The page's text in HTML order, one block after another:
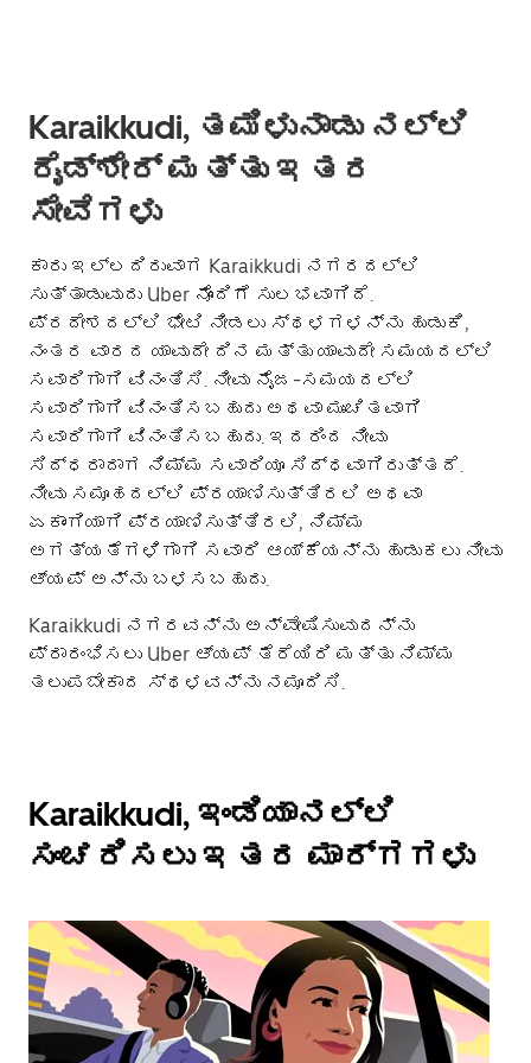
Karaikkudi, ತಮಿಳುನಾಡು ನಲ್ಲಿ
ರೈಡ್‌ಶೇರ್ ಮತ್ತು ಇತರ
ಸೇವೆಗಳು
ಕಾರು ಇಲ್ಲದಿರುವಾಗ Karaikkudi ನಗರದಲ್ಲಿ
ಸುತ್ತಾಡುವುದು Uber ನೊಂದಿಗೆ ಸುಲಭವಾಗಿದೆ.
ಪ್ರದೇಶದಲ್ಲಿ ಭೇಟಿ ನೀಡಲು ಸ್ಥಳಗಳನ್ನು ಹುಡುಕಿ,
ನಂತರ ವಾರದ ಯಾವುದೇ ದಿನ ಮತ್ತು ಯಾವುದೇ ಸಮಯದಲ್ಲಿ
ಸವಾರಿಗಾಗಿ ವಿನಂತಿಸಿ. ನೀವು ನೈಜ-ಸಮಯದಲ್ಲಿ
ಸವಾರಿಗಾಗಿ ವಿನಂತಿಸಬಹುದು ಅಥವಾ ಮುಂಚಿತವಾಗಿ
ಸವಾರಿಗಾಗಿ ವಿನಂತಿಸಬಹುದು. ಇದರಿಂದ ನೀವು
ಸಿದ್ಧರಾದಾಗ ನಿಮ್ಮ ಸವಾರಿಯೂ ಸಿದ್ಧವಾಗಿರುತ್ತದೆ.
ನೀವು ಸಮೂಹದಲ್ಲಿ ಪ್ರಯಾಣಿಸುತ್ತಿರಲಿ ಅಥವಾ
ಏಕಾಂಗಿಯಾಗಿ ಪ್ರಯಾಣಿಸುತ್ತಿರಲಿ, ನಿಮ್ಮ
ಅಗತ್ಯತೆಗಳಿಗಾಗಿ ಸವಾರಿ ಆಯ್ಕೆಯನ್ನು ಹುಡುಕಲು ನೀವು
ಆ್ಯಪ್ ಅನ್ನು ಬಳಸಬಹುದು.
Karaikkudi ನಗರವನ್ನು ಅನ್ವೇಷಿಸುವುದನ್ನು
ಪ್ರಾರಂಭಿಸಲು Uber ಆ್ಯಪ್ ತೆರೆಯಿರಿ ಮತ್ತು ನಿಮ್ಮ
ತಲುಪಬೇಕಾದ ಸ್ಥಳವನ್ನು ನಮೂದಿಸಿ.
Karaikkudi, ಇಂಡಿಯಾನಲ್ಲಿ
ಸಂಚರಿಸಲು ಇತರ ಮಾರ್ಗಗಳು